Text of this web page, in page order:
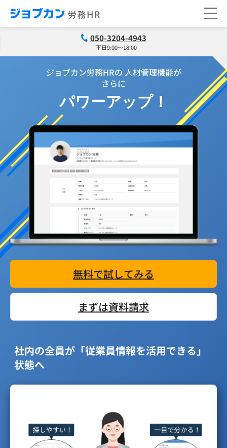
050-3204-4943
平日9:00～18:00
ジョブカン労務HRの 人材管理機能が
さらに
パワーアップ！
無料で試してみる
まずは資料請求
社内の全員が「従業員情報を活用できる」
状態へ